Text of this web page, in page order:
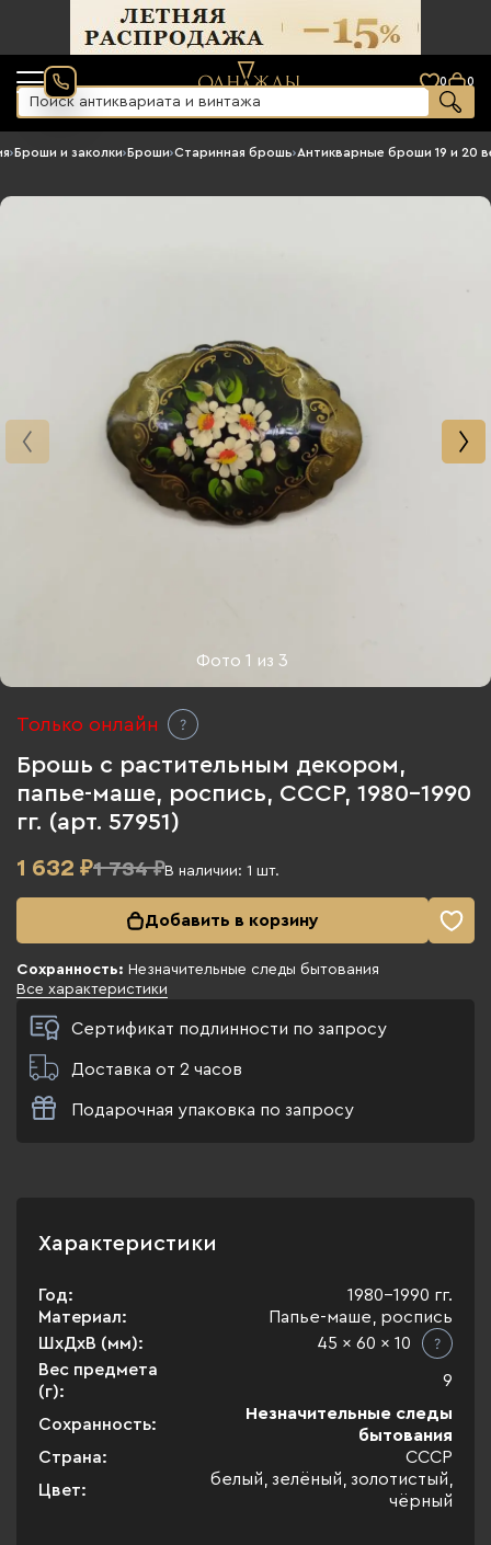
0 0
›Броши и заколки›Броши›Старинная брошь›Антикварные броши 19 и 20
Фото1 из 3
Только онлайн
Брошь с растительным декором,
папье-маше, роспись, СССР, 1980-1990
гг. (арт. 57951)
1 632 ₽1 734 ₽В наличии: 1 шт.
Добавить в корзину
Сохранность: Незначительные следы бытования
Все характеристики
Сертификат подлинности по запросу
Доставка от 2 часов
Подарочная упаковка по запросу
Характеристики
Год:
1980-1990 гг.
Материал:
Папье-маше, роспись
ШхДхВ (мм):
45 x 60 x 10
Вес предмета
(г):
9
Сохранность:
Незначительные следы
бытования
Страна:
СССР
Цвет:
белый, зелёный, золотистый,
чёрный